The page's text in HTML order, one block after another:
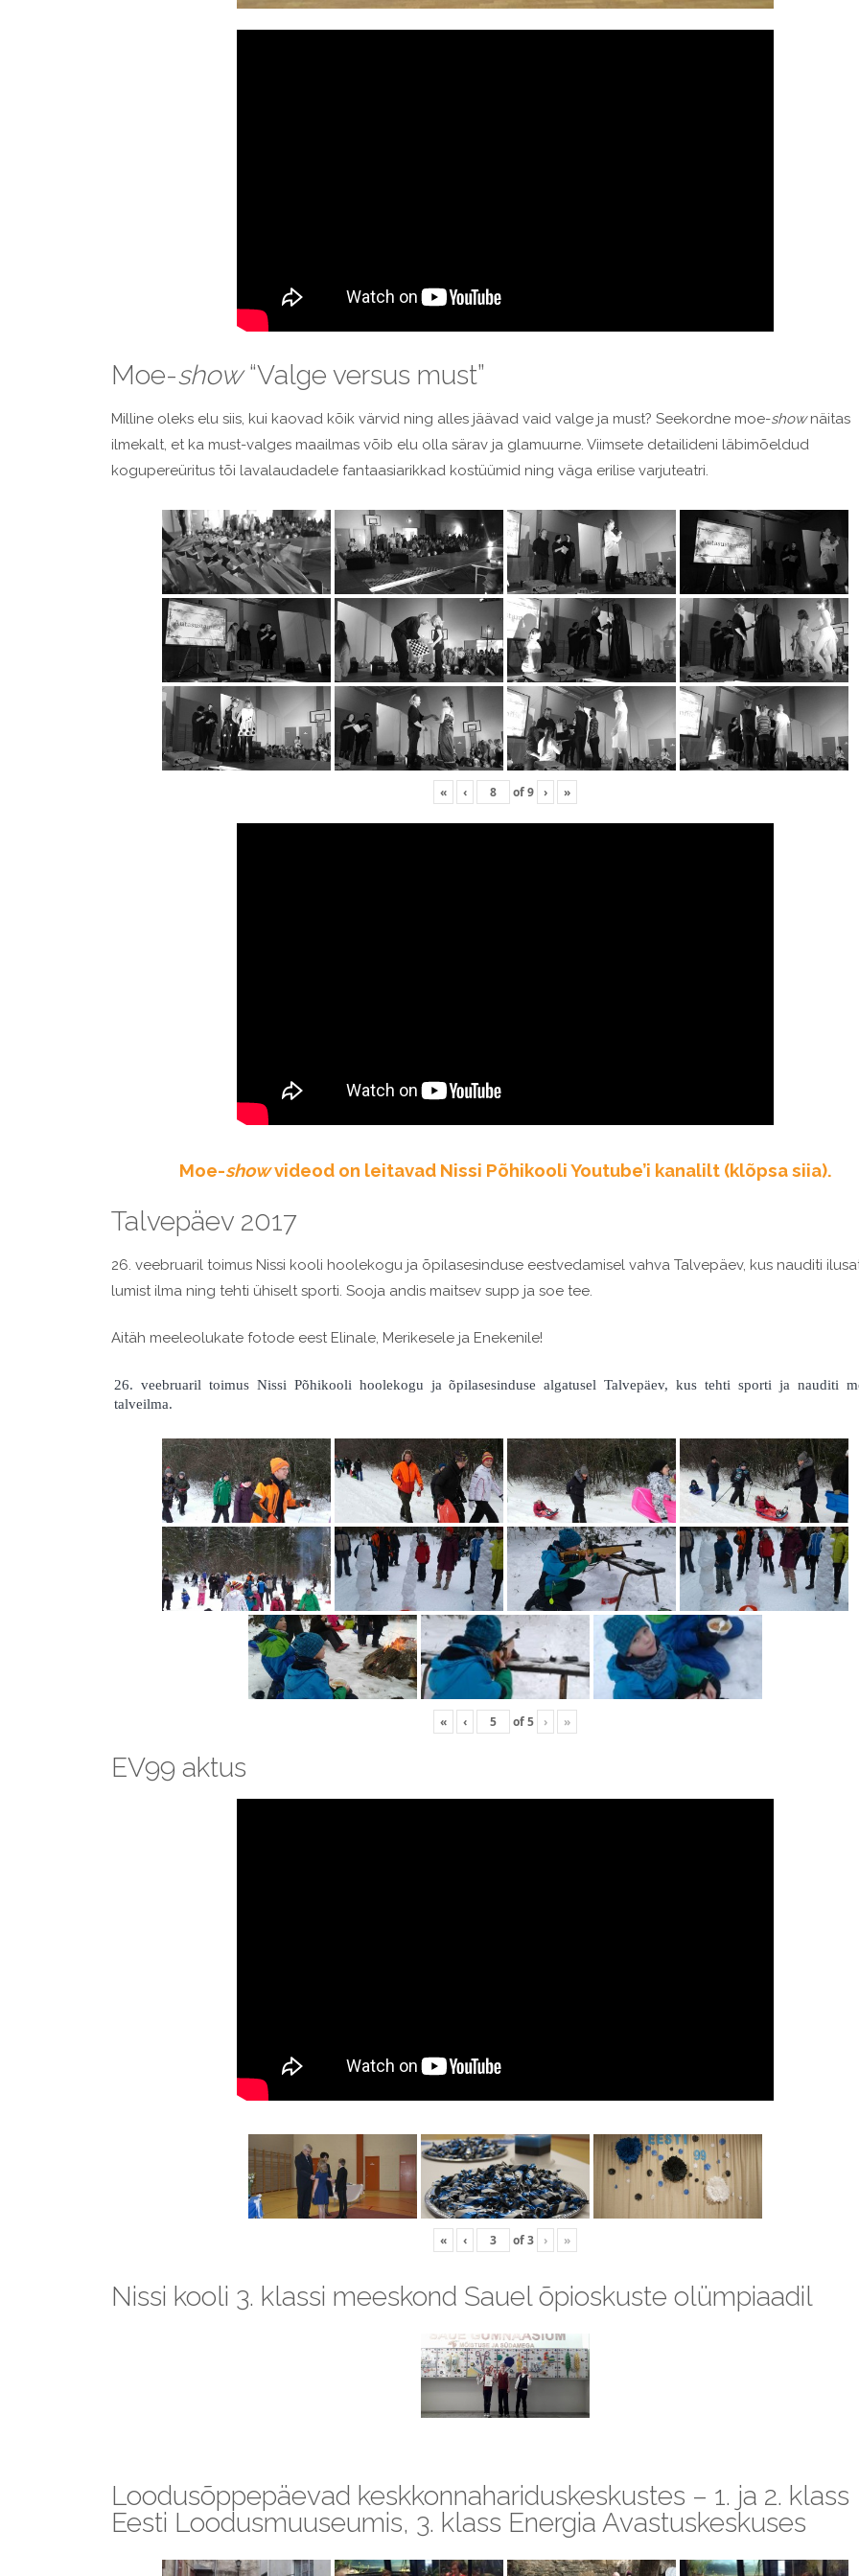
Moe-show“Valge versus must”
Milline oleks elu siis, kui kaovad kõik värvid ning alles jäävad vaid valge ja must? Seekordne moe-shownäitas
ilmekalt, et ka must-valges maailmas võib elu olla särav ja glamuurne. Viimsete detailideni läbimõeldud
kogupereüritus tõi lavalaudadele fantaasiarikkad kostüümid ning väga erilise varjuteatri.
« ‹ of9 › »
Moe-showvideod on leitavad Nissi Põhikooli Youtube’i kanalilt (klõpsa siia).
Talvepäev 2017
26. veebruaril toimus Nissi kooli hoolekogu ja õpilasesinduse eestvedamisel vahva Talvepäev, kus nauditi
lumist ilma ning tehti ühiselt sporti. Sooja andis maitsev supp ja soe tee.
Aitäh meeleolukate fotode eest Elinale, Merikesele ja Enekenile!
26. veebruaril toimus Nissi Põhikooli hoolekogu ja õpilasesinduse algatusel Talvepäev, kus tehti sporti ja nauditi
talveilma.
« ‹ of5 › »
EV99 aktus
« ‹ of3 › »
Nissi kooli 3. klassi meeskond Sauel õpioskuste olümpiaadil
Loodusõppepäevad keskkonnahariduskeskustes – 1. ja 2. klass
Eesti Loodusmuuseumis, 3. klass Energia Avastuskeskuses